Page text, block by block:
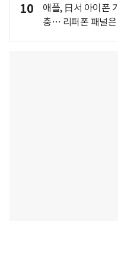
10
애플, 日서 아이폰
충… 리퍼폰 패널은